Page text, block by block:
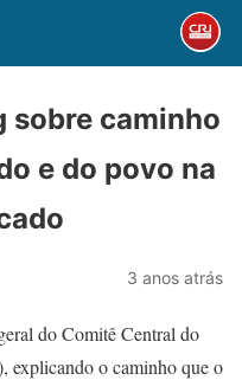
sobre caminho
e do povo na
3 anos atrás
do Comitê Central do
explicando o caminho que o